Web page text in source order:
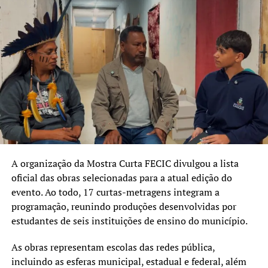
GABRIELA LAMBERT – DRAG
TRIBO URBANA
DAVID FERREIRA
HÉLBIO RODRIGUES
BETO LIMA
BRUNO MARTINS – MICHAEL JAKSON
JHOW GOULART
Das 17h até 18h
LÉON ROJAS – KING DRAG
JULIANA RAYKER
LOLA BRANDÃO – TOP DRAG
RONY – DANÇA
NIKITA – TOP DRAG
ALINE CASTRO – TRANS- DUBLAGEM
RUDÁ ROVEDA – DUBLAGEM
A organização da Mostra Curta FECIC divulgou a lista
oficial das obras selecionadas para a atual edição do
evento. Ao todo, 17 curtas-metragens integram a
programação, reunindo produções desenvolvidas por
estudantes de seis instituições de ensino do município.
As obras representam escolas das redes pública,
incluindo as esferas municipal, estadual e federal, além